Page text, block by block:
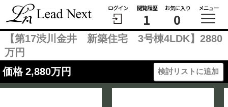
ログイン 閲覧履歴
1
お気に入り
0
メニュー
【第17渋川金井 新築住宅 3号棟4LDK】2880
万円
価格 2,880万円 検討リストに追加